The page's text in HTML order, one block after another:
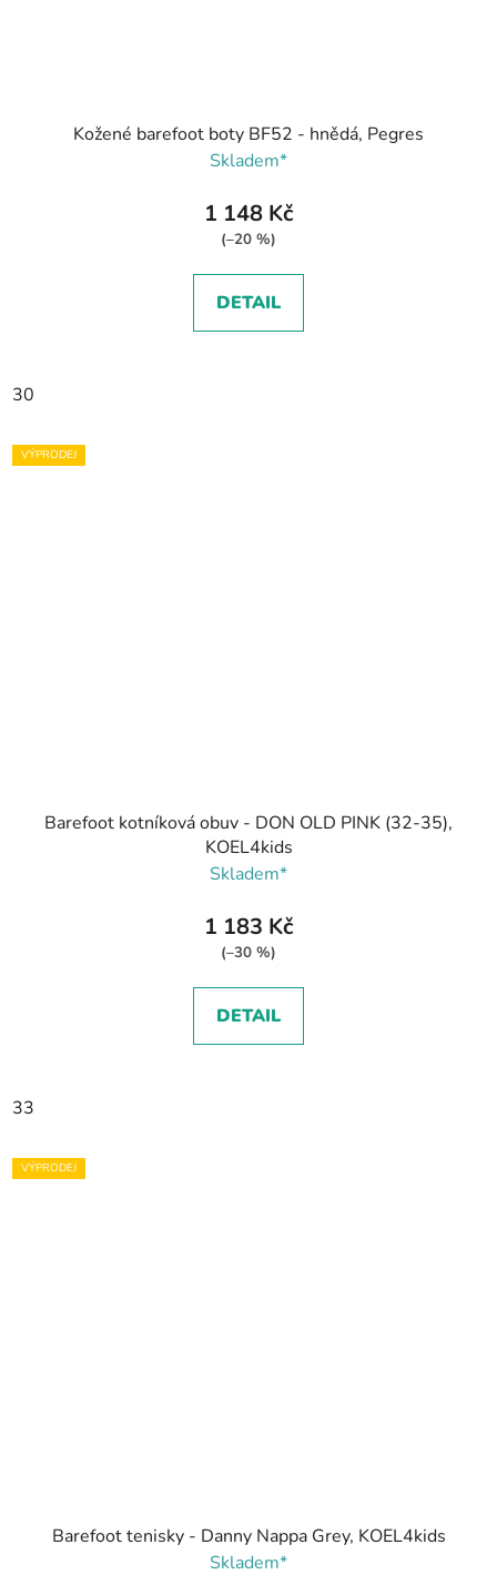
Kožené barefoot boty BF52 - hnědá, Pegres
Skladem*
1 148 Kč
(–20 %)
DETAIL
30
VÝPRODEJ
Barefoot kotníková obuv - DON OLD PINK (32-35),
KOEL4kids
Skladem*
1 183 Kč
(–30 %)
DETAIL
33
VÝPRODEJ
Barefoot tenisky - Danny Nappa Grey, KOEL4kids
Skladem*